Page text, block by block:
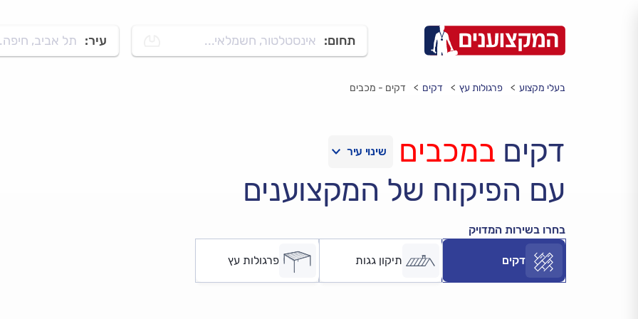
תחום: אינסטלטור, חשמלאי... עיר: תל אביב,
בעלי מקצוע פרגולות עץ דקים דקים - מכבים
דקים במכבים
עם הפיקוח של המקצוענים
בחרו בשירות המדויק
דקים תיקון גגות פרגולות עץ